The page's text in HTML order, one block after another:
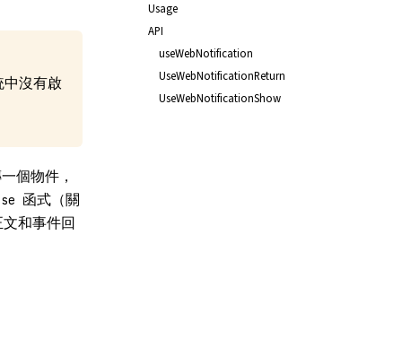
中沒有啟
個物件，
函式（關
和事件回
Usage
API
useWebNotification
UseWebNotificationReturn
UseWebNotificationShow